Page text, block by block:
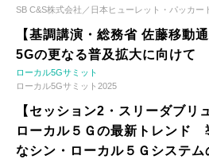
SB C&S株式会社／日本ヒューレット・パッカー
【基調講演・総務省 佐藤移動
5Gの更なる普及拡大に向けて
ローカル5Gサミット
ローカル5Gサミット2025
【セッション2・スリーダブリ
ローカル５Ｇの最新トレンド
なシン・ローカル５Ｇシステ